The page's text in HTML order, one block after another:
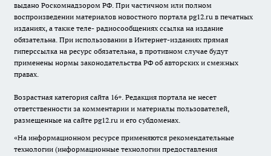
выдано Роскомнадзором РФ. При частичном или полном
воспроизведении материалов новостного портала pg12.ru в печатных
изданиях, а также теле- радиосообщениях ссылка на издание
обязательна. При использовании в Интернет-изданиях прямая
гиперссылка на ресурс обязательна, в противном случае будут
применены нормы законодательства РФ об авторских и смежных
правах.
Возрастная категория сайта 16+. Редакция портала не несет
ответственности за комментарии и материалы пользователей,
размещенные на сайте pg12.ru и его субдоменах.
«На информационном ресурсе применяются рекомендательные
технологии (информационные технологии предоставления